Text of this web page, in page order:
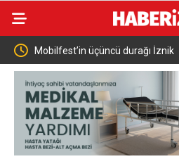
durağı İznik AK